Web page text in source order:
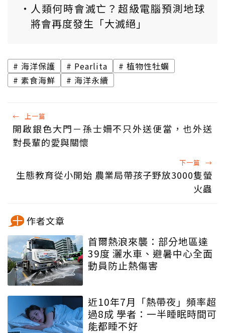
人類何時會滅亡？超級電腦預測地球
將會再度發生「大滅絕」
海洋保護 Pearlita
植物性牡蠣
素食海鮮
海洋永續
← 上一篇
開啟銀色大門－孫士姍不只外送便當，也外送
對長輩的愛與關懷
下一篇 →
生態教育從小開始 農業局帶孩子野放3000隻螢
火蟲
作者文章
首爾熱浪來襲：部分地區達
39度 灑水車、避暑中心全面
動員防止熱傷害
近10年7月「熱帶夜」頻率超
過8成 學者：一半睡眠時間可
能都睡不好